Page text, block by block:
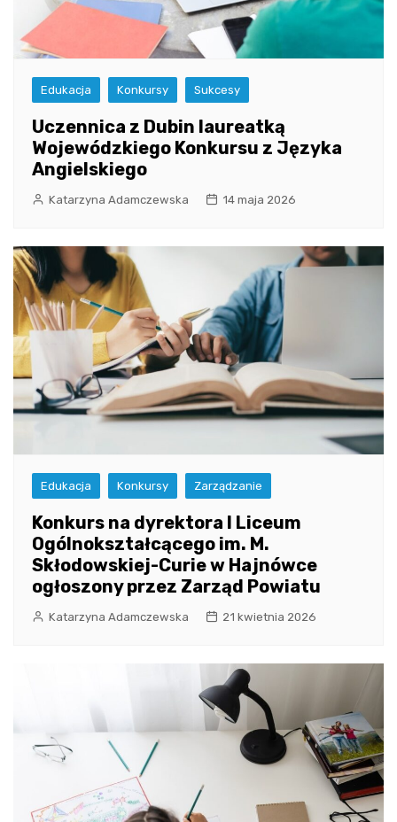
Edukacja Konkursy Sukcesy
Uczennica z Dubin laureatką
Wojewódzkiego Konkursu z Języka
Angielskiego
Katarzyna Adamczewska 14 maja 2026
Edukacja Konkursy Zarządzanie
Konkurs na dyrektora I Liceum
Ogólnokształcącego im. M.
Skłodowskiej-Curie w Hajnówce
ogłoszony przez Zarząd Powiatu
Katarzyna Adamczewska 21 kwietnia 2026